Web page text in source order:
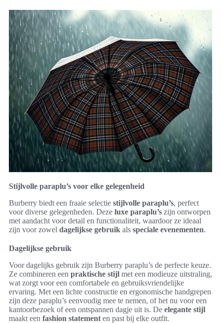
Stijlvolle paraplu’s voor elke gelegenheid
Burberry biedt een fraaie selectie stijlvolle paraplu’s, perfect
voor diverse gelegenheden. Deze luxe paraplu’s zijn ontworpen
met aandacht voor detail en functionaliteit, waardoor ze ideaal
zijn voor zowel dagelijkse gebruik als speciale evenementen.
Dagelijkse gebruik
Voor dagelijks gebruik zijn Burberry paraplu’s de perfecte keuze.
Ze combineren een praktische stijl met een modieuze uitstraling,
wat zorgt voor een comfortabele en gebruiksvriendelijke
ervaring. Met een lichte constructie en ergonomische handgrepen
zijn deze paraplu’s eenvoudig mee te nemen, of het nu voor een
kantoorbezoek of een ontspannen dagje uit is. De elegante stijl
maakt een fashion statement en past bij elke outfit.